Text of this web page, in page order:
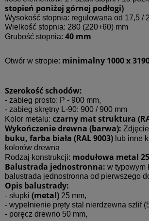
stopień poniżej górnej podłogi)
Wysokość stopnia: regulowana od 17,5 /
Wielkość stopnia: 280 (220+60) mm
Grubość stopnia: 40 mm
Otwór w stropie: minimalny 1000 x
Szerokość schodów:
- zabieg prosto: P - 900 mm,
- zabieg skrętny L-90: 900 / 900 mm
Kolor metalu: czarny mat struktura
Wykończenie drewna (barwa):
buku, farba biała (RAL 9003) lub inne
kolorów drewna
Rodzaj konstrukcji: modułowa metal
Balustrada jednostronna: w typowym
balustrada jednostronna od pierwszego
Opis balustrady:
- słupki (metal) 25 mm,
- wypełnienie pręty stal nierdzewna szlif
- poręcz drewno 50 mm,